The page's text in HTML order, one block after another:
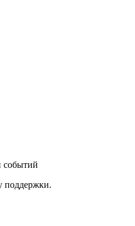
событий
поддержки.